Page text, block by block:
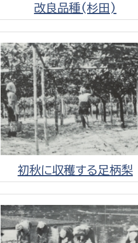
改良品種(杉田)
初秋に収穫する足柄梨